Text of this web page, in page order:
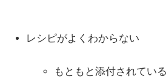
レシピがよくわからない
もともと添付されてい